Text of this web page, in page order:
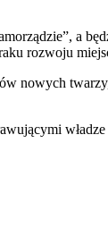
a
rozwoju
nowych